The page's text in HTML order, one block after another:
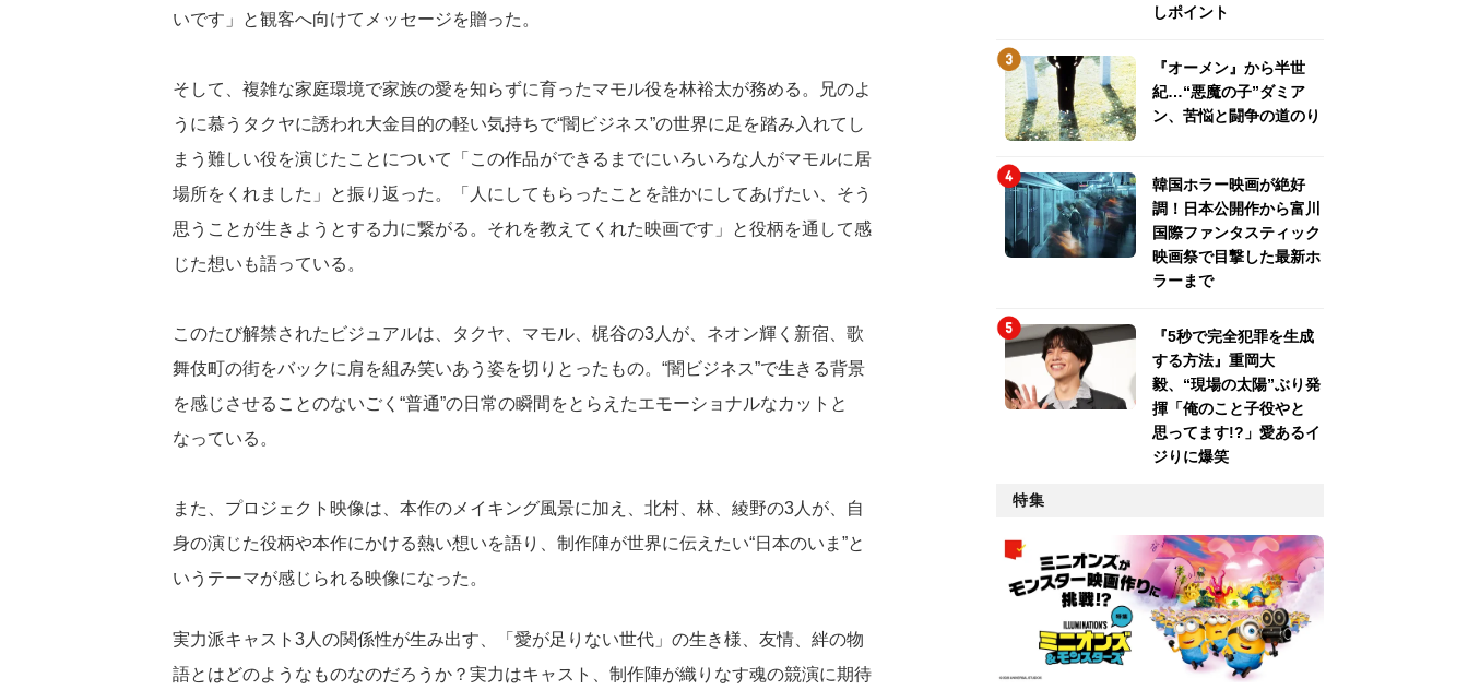
いです」と観客へ向けてメッセージを贈った。
そして、複雑な家庭環境で家族の愛を知らずに育ったマモル役を林裕太が務める。兄のよ
うに慕うタクヤに誘われ大金目的の軽い気持ちで“闇ビジネス”の世界に足を踏み入れてし
まう難しい役を演じたことについて「この作品ができるまでにいろいろな人がマモルに居
場所をくれました」と振り返った。「人にしてもらったことを誰かにしてあげたい、そう
思うことが生きようとする力に繋がる。それを教えてくれた映画です」と役柄を通して感
じた想いも語っている。
このたび解禁されたビジュアルは、タクヤ、マモル、梶谷の3人が、ネオン輝く新宿、歌
舞伎町の街をバックに肩を組み笑いあう姿を切りとったもの。“闇ビジネス”で生きる背景
を感じさせることのないごく“普通”の日常の瞬間をとらえたエモーショナルなカットと
なっている。
また、プロジェクト映像は、本作のメイキング風景に加え、北村、林、綾野の3人が、自
身の演じた役柄や本作にかける熱い想いを語り、制作陣が世界に伝えたい“日本のいま”と
いうテーマが感じられる映像になった。
実力派キャスト3人の関係性が生み出す、「愛が足りない世代」の生き様、友情、絆の物
語とはどのようなものなのだろうか？実力はキャスト、制作陣が織りなす魂の競演に期待
しポイント
『オーメン』から半世
紀…“悪魔の子”ダミア
ン、苦悩と闘争の道のり
韓国ホラー映画が絶好
調！日本公開作から富川
国際ファンタスティック
映画祭で目撃した最新ホ
ラーまで
『5秒で完全犯罪を生成
する方法』重岡大
毅、“現場の太陽”ぶり発
揮「俺のこと子役やと
思ってます!?」愛あるイ
ジりに爆笑
特集